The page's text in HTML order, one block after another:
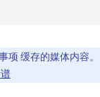
项 缓存的媒体内容。